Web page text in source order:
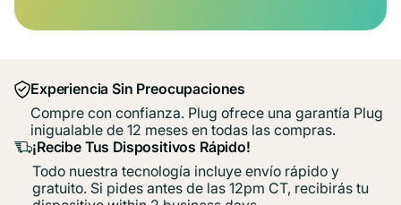
Experiencia Sin Preocupaciones
Compre con confianza. Plug ofrece una garantía Plug
inigualable de 12 meses en todas las compras.
¡Recibe Tus Dispositivos Rápido!
Todo nuestra tecnología incluye envío rápido y
gratuito. Si pides antes de las 12pm CT, recibirás tu